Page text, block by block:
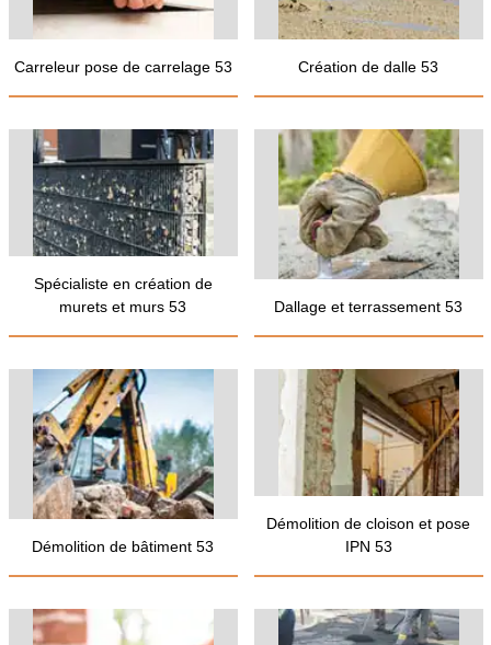
Carreleur pose de carrelage 53 Création de dalle 53
Spécialiste en création de
murets et murs 53
Dallage et terrassement 53
Démolition de bâtiment 53
Démolition de cloison et pose
IPN 53